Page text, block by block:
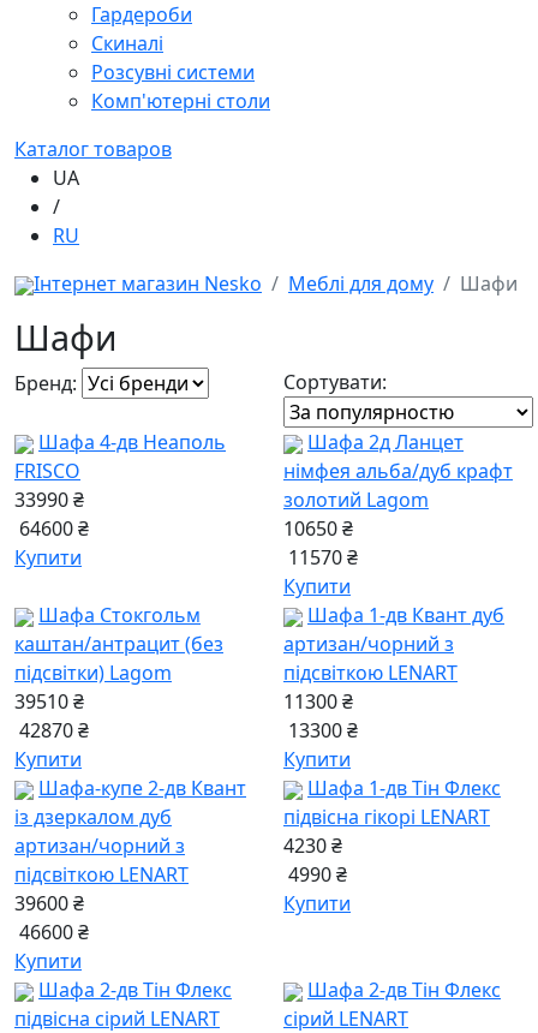
Гардероби
Скиналі
Розсувні системи
Комп'ютерні столи
Каталог товаров
UA
/
RU
Інтернет магазин Nesko
Меблі для дому Шафи
Шафи
Бренд: Сортувати:
Шафа 4-дв Неаполь
FRISCO
33990 ₴
64600 ₴
Купити
Шафа 2д Ланцет
німфея альба/дуб крафт
золотий Lagom
10650 ₴
11570 ₴
Купити
Шафа Стокгольм
каштан/антрацит (без
підсвітки) Lagom
39510 ₴
42870 ₴
Купити
Шафа 1-дв Квант дуб
артизан/чорний з
підсвіткою LENART
11300 ₴
13300 ₴
Купити
Шафа-купе 2-дв Квант
із дзеркалом дуб
артизан/чорний з
підсвіткою LENART
39600 ₴
46600 ₴
Купити
Шафа 1-дв Тін Флекс
підвісна гікорі LENART
4230 ₴
4990 ₴
Купити
Шафа 2-дв Тін Флекс
підвісна сірий LENART
Шафа 2-дв Тін Флекс
сірий LENART